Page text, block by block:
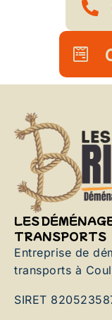
LES
TRANSPORTS
Entreprise de
transports à
SIRET